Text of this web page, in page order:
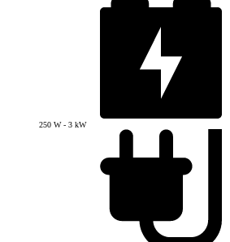
250 W - 3 kW